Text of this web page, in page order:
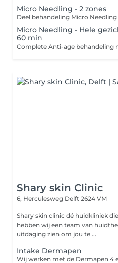
Micro Needling - 2 zones
Micro Needling - Hele
60 min
Shary skin Clinic
6, Herculesweg Delft 2624 VM
Shary skin clinic dé huidkliniek
hebben wij een team van
uitdaging zien om jou te ...
Intake Dermapen